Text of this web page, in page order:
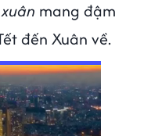
mang đậm
đến Xuân về.